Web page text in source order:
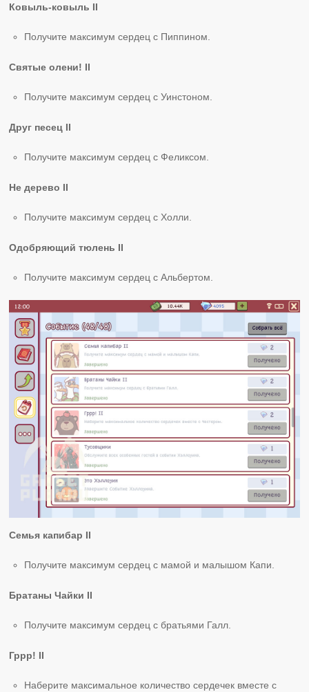
Ковыль-ковыль II
Получите максимум сердец с Пиппином.
Святые олени! II
Получите максимум сердец с Уинстоном.
Друг песец II
Получите максимум сердец с Феликсом.
Не дерево II
Получите максимум сердец с Холли.
Одобряющий тюлень II
Получите максимум сердец с Альбертом.
Семья капибар II
Получите максимум сердец с мамой и малышом Капи.
Братаны Чайки II
Получите максимум сердец с братьями Галл.
Гррр! II
Наберите максимальное количество сердечек вместе с